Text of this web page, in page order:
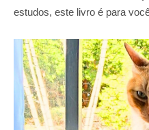
estudos, este livro é para